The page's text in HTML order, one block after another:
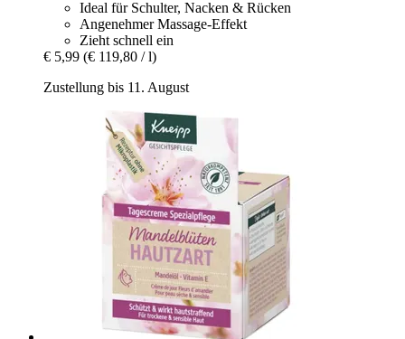
Ideal für Schulter, Nacken & Rücken
Angenehmer Massage-Effekt
Zieht schnell ein
€ 5,99 (€ 119,80 / l)
Zustellung bis 11. August